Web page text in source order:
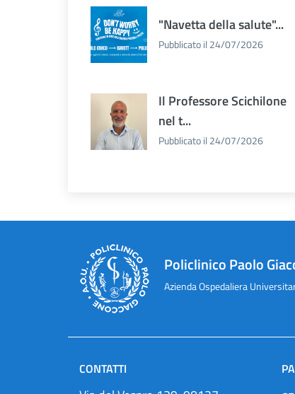
"Navetta della salute"...
Pubblicato il 24/07/2026
Il Professore Scichilone
nel t...
Pubblicato il 24/07/2026
Policlinico Paolo
Azienda Ospedaliera
CONTATTI